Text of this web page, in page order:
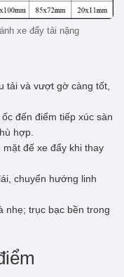
xe đẩy tải nặng
tải và vượt gờ càng tốt,
đến điểm tiếp xúc sàn
hợp.
mặt đế xe đẩy khi thay
chuyển hướng linh
nhẹ; trục bạc bền trong